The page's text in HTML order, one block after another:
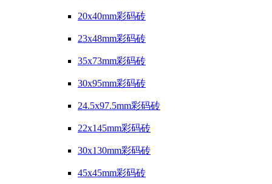
20x40mm彩码砖
23x48mm彩码砖
35x73mm彩码砖
30x95mm彩码砖
24.5x97.5mm彩码砖
22x145mm彩码砖
30x130mm彩码砖
45x45mm彩码砖